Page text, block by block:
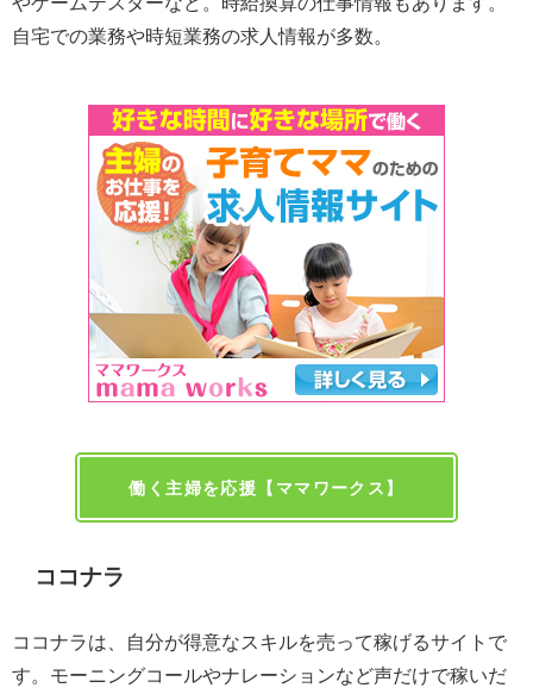
自宅での業務や時短業務の求人情報が多数。
働く主婦を応援【ママワークス】
ココナラ
ココナラは、自分が得意なスキルを売って稼げるサイトで
す。モーニングコールやナレーションなど声だけで稼いだ